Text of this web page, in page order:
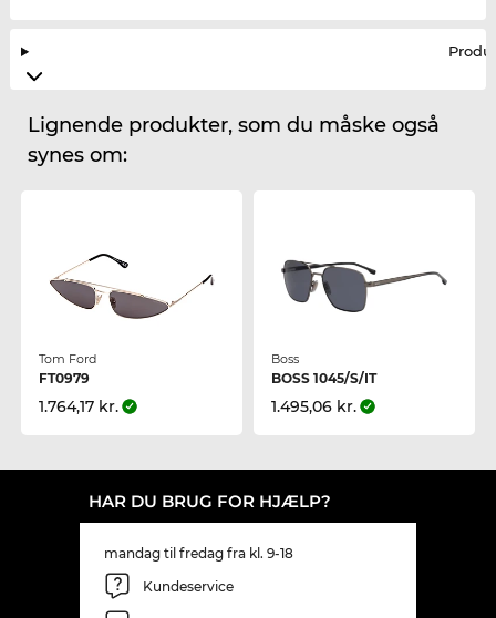
Lignende produkter, som du måske også
synes om:
Tom Ford
FT0979
1.764,17 kr.
Boss
BOSS 1045/S/IT
1.495,06 kr.
HAR DU BRUG FOR HJÆLP?
mandag til fredag fra kl. 9-18
Kundeservice